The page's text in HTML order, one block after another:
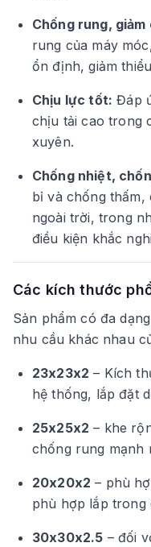
Chống rung, giảm
rung của máy
ổn định, giảm
Chịu lực tốt: Đáp
chịu tải cao trong
xuyên.
Chống nhiệt,
bỉ và chống thấm,
ngoài trời, trong
điều kiện khắc
Các kích thước
Sản phẩm có đa
nhu cầu khác nhau
23x23x2 – Kích
hệ thống, lắp đặt
25x25x2 – khe
chống rung mạnh
20x20x2 – phù
phù hợp lắp trong
30x30x2.5 – đối